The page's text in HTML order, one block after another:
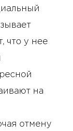
что у нее
на
отмену